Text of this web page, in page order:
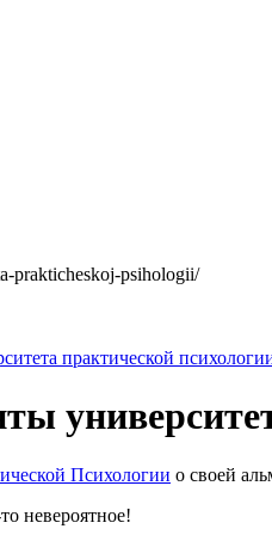
prakticheskoj-psihologii/
практической
Психологии о своей
невероятное!